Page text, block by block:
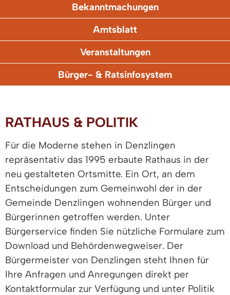
Bekanntmachungen
Amtsblatt
Veranstaltungen
Bürger- & Ratsinfosystem
RATHAUS & POLITIK
Für die Moderne stehen in Denzlingen
repräsentativ das 1995 erbaute Rathaus in der
neu gestalteten Ortsmitte. Ein Ort, an dem
Entscheidungen zum Gemeinwohl der in der
Gemeinde Denzlingen wohnenden Bürger und
Bürgerinnen getroffen werden. Unter
Bürgerservice finden Sie nützliche Formulare zum
Download und Behördenwegweiser. Der
Bürgermeister von Denzlingen steht Ihnen für
Ihre Anfragen und Anregungen direkt per
Kontaktformular zur Verfügung und unter Politik